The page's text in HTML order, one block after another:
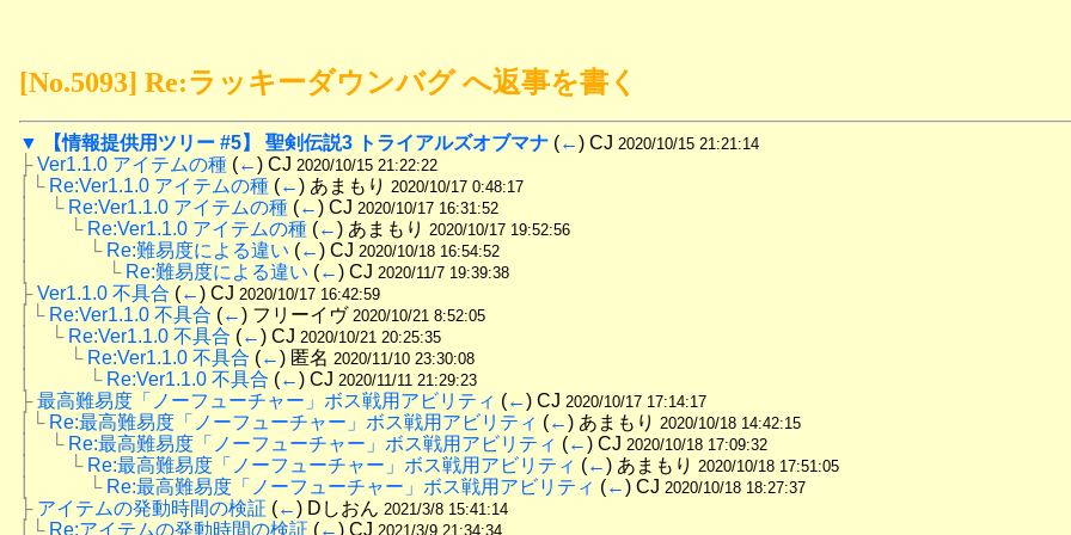
[No.5093] Re:ラッキーダウンバグ へ返事を書く
▼ 【情報提供用ツリー #5】 聖剣伝説3 トライアルズオブマナ (←) CJ 2020/10/15 21:21:14
├ Ver1.1.0 アイテムの種 (←) CJ 2020/10/15 21:22:22
│└ Re:Ver1.1.0 アイテムの種 (←) あまもり 2020/10/17 0:48:17
│　└ Re:Ver1.1.0 アイテムの種 (←) CJ 2020/10/17 16:31:52
│　　└ Re:Ver1.1.0 アイテムの種 (←) あまもり 2020/10/17 19:52:56
│　　　└ Re:難易度による違い (←) CJ 2020/10/18 16:54:52
│　　　　└ Re:難易度による違い (←) CJ 2020/11/7 19:39:38
├ Ver1.1.0 不具合 (←) CJ 2020/10/17 16:42:59
│└ Re:Ver1.1.0 不具合 (←) フリーイヴ 2020/10/21 8:52:05
│　└ Re:Ver1.1.0 不具合 (←) CJ 2020/10/21 20:25:35
│　　└ Re:Ver1.1.0 不具合 (←) 匿名 2020/11/10 23:30:08
│　　　└ Re:Ver1.1.0 不具合 (←) CJ 2020/11/11 21:29:23
├ 最高難易度「ノーフューチャー」ボス戦用アビリティ (←) CJ 2020/10/17 17:14:17
│└ Re:最高難易度「ノーフューチャー」ボス戦用アビリティ (←) あまもり 2020/10/18 14:42:15
│　└ Re:最高難易度「ノーフューチャー」ボス戦用アビリティ (←) CJ 2020/10/18 17:09:32
│　　└ Re:最高難易度「ノーフューチャー」ボス戦用アビリティ (←) あまもり 2020/10/18 17:51:05
│　　　└ Re:最高難易度「ノーフューチャー」ボス戦用アビリティ (←) CJ 2020/10/18 18:27:37
├ アイテムの発動時間の検証 (←) Dしおん 2021/3/8 15:41:14
│└ Re:アイテムの発動時間の検証 (←) CJ 2021/3/9 21:34:34